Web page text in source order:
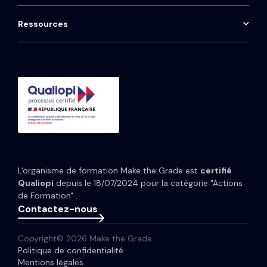
Maintenance CRM
Onboarding HubSpot
Consulting HubSpot
HubSpot Marketing Hub
HubSpot Service Hub
HubSpot Data Hub
Tarifs HubSpot
Ressources
Études de cas
Portfolio
Espace presse
Glossaire
L'organisme de formation Make the Grade est certifié
Qualiopi depuis le 18/07/2024 pour la catégorie "Actions
de Formation" .
Contactez-nous
Copyright© 2026 Make the Grade
Politique de confidentialité
Mentions légales